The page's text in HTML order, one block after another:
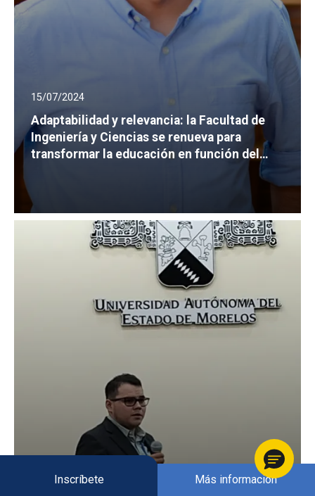
Inscríbete Más información
15/07/2024
Adaptabilidad y relevancia: la Facultad de
Ingeniería y Ciencias se renueva para
transformar la educación en función del